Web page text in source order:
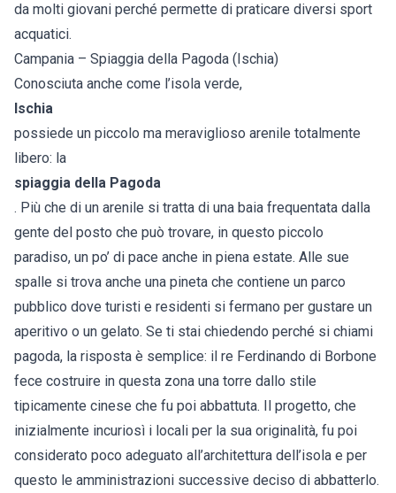
da molti giovani perché permette di praticare diversi sport
acquatici.
Campania – Spiaggia della Pagoda (Ischia)
Conosciuta anche come l’isola verde,
Ischia
possiede un piccolo ma meraviglioso arenile totalmente
libero: la
spiaggia della Pagoda
. Più che di un arenile si tratta di una baia frequentata dalla
gente del posto che può trovare, in questo piccolo
paradiso, un po’ di pace anche in piena estate. Alle sue
spalle si trova anche una pineta che contiene un parco
pubblico dove turisti e residenti si fermano per gustare un
aperitivo o un gelato. Se ti stai chiedendo perché si chiami
pagoda, la risposta è semplice: il re Ferdinando di Borbone
fece costruire in questa zona una torre dallo stile
tipicamente cinese che fu poi abbattuta. Il progetto, che
inizialmente incuriosì i locali per la sua originalità, fu poi
considerato poco adeguato all’architettura dell’isola e per
questo le amministrazioni successive deciso di abbatterlo.